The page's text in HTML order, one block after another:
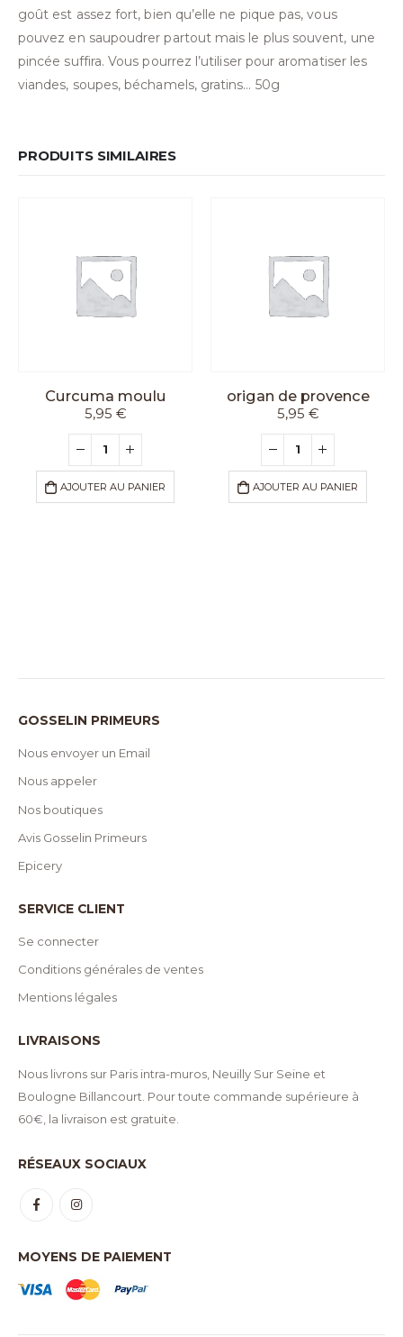
goût est assez fort, bien qu’elle ne pique pas, vous
pouvez en saupoudrer partout mais le plus souvent, une
pincée suffira. Vous pourrez l’utiliser pour aromatiser les
viandes, soupes, béchamels, gratins… 50g
PRODUITS SIMILAIRES
Curcuma moulu
5,95 €
AJOUTER AU PANIER
origan de provence
5,95 €
AJOUTER AU PANIER
GOSSELIN PRIMEURS
Nous envoyer un Email
Nous appeler
Nos boutiques
Avis Gosselin Primeurs
Epicery
SERVICE CLIENT
Se connecter
Conditions générales de ventes
Mentions légales
LIVRAISONS
Nous livrons sur Paris intra-muros, Neuilly Sur Seine et
Boulogne Billancourt. Pour toute commande supérieure à
60€, la livraison est gratuite.
RÉSEAUX SOCIAUX
MOYENS DE PAIEMENT